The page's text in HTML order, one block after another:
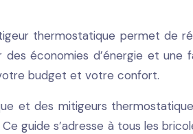
thermostatique permet de
économies d’énergie et une
votre budget et votre confort.
et des mitigeurs
guide s’adresse à tous les